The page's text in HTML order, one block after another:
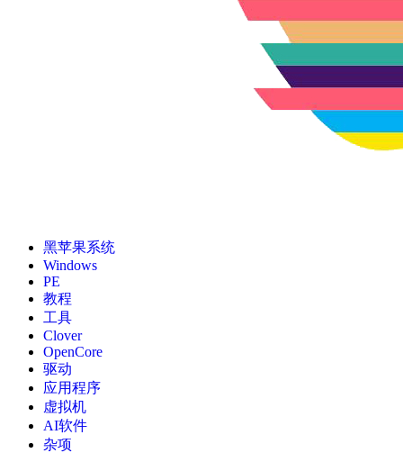
黑苹果系统
Windows
PE
教程
工具
Clover
OpenCore
驱动
应用程序
虚拟机
AI软件
杂项